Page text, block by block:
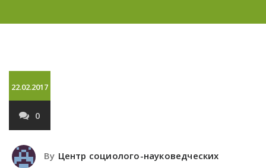
22.02.2017
0
By Центр социолого-науковедческих